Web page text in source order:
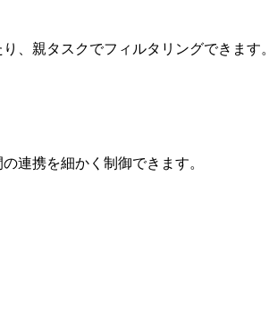
、親タスクでフィルタリングできます。
連携を細かく制御できます。